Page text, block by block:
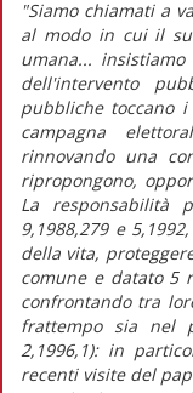
"Siamo chiamati a
al modo in cui il
umana...
dell'intervento
pubbliche toccano
campagna
rinnovando una
ripropongono,
La responsabilità
9,1988,279 e
della vita,
comune e datato 5
confrontando tra
frattempo sia nel
2,1996,1): in
recenti visite del